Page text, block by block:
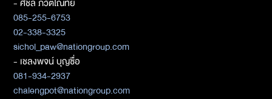
085-255-6753
02-338-3325
sichol_paw@nationgroup.com
- เชลงพจน์ บุญซื่อ
081-934-2937
chalengpot@nationgroup.com